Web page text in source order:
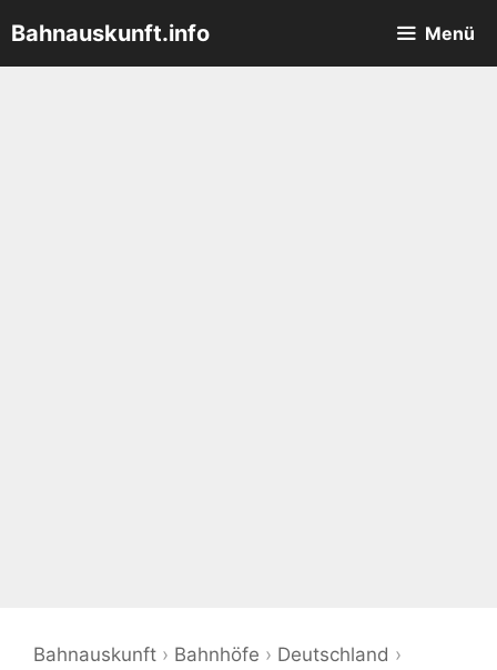
Inhalt
springen
Bahnauskunft.info Menü
Bahnauskunft › Bahnhöfe › Deutschland ›